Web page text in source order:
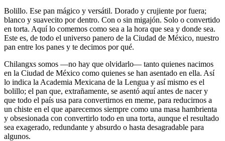
Bolillo. Ese pan mágico y versátil. Dorado y crujiente por fuera;
blanco y suavecito por dentro. Con o sin migajón. Solo o convertido
en torta. Aquí lo comemos como sea a la hora que sea y donde sea.
Este es, de todo el universo panero de la Ciudad de México, nuestro
pan entre los panes y te decimos por qué.
Chilangxs somos —no hay que olvidarlo— tanto quienes nacimos
en la Ciudad de México como quienes se han asentado en ella. Así
lo indica la Academia Mexicana de la Lengua y así mismo es el
bolillo; el pan que, extrañamente, se asentó aquí antes de nacer y
que todo el país usa para convertirnos en meme, para reducirnos a
un chiste en el que aparecemos siempre como una masa hambrienta
y obsesionada con convertirlo todo en una torta, aunque el resultado
sea exagerado, redundante y absurdo o hasta desagradable para
algunos.